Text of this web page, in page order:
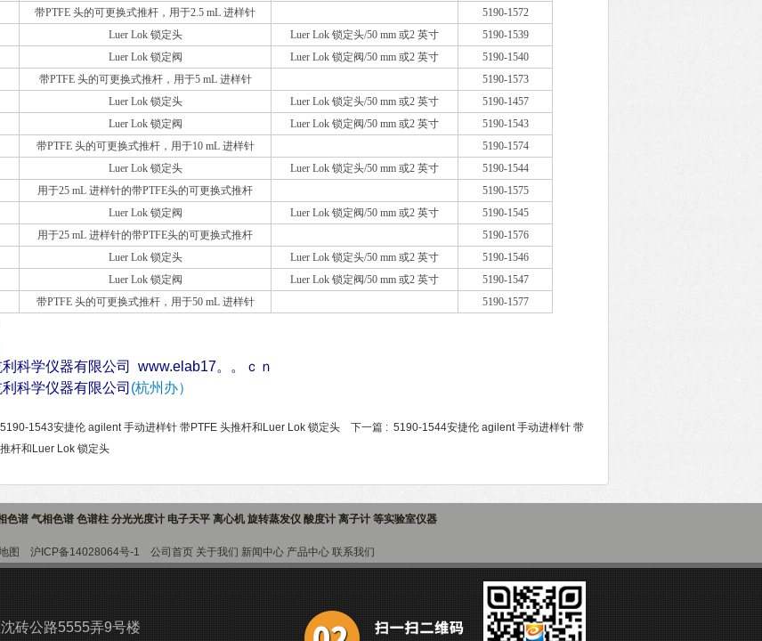
带PTFE 头的可更换式推杆，用于2.5 mL 进样针
5190-1572
Luer Lok 锁定头 Luer Lok 锁定头/50 mm 或2 英寸
5190-1539
Luer Lok 锁定阀 Luer Lok 锁定阀/50 mm 或2 英寸
5190-1540
带PTFE 头的可更换式推杆，用于5 mL 进样针
5190-1573
Luer Lok 锁定头 Luer Lok 锁定头/50 mm 或2 英寸
5190-1457
Luer Lok 锁定阀 Luer Lok 锁定阀/50 mm 或2 英寸
5190-1543
带PTFE 头的可更换式推杆，用于10 mL 进样针
5190-1574
Luer Lok 锁定头 Luer Lok 锁定头/50 mm 或2 英寸
5190-1544
用于25 mL 进样针的带PTFE头的可更换式推杆
5190-1575
Luer Lok 锁定阀 Luer Lok 锁定阀/50 mm 或2 英寸
5190-1545
用于25 mL 进样针的带PTFE头的可更换式推杆
5190-1576
Luer Lok 锁定头 Luer Lok 锁定头/50 mm 或2 英寸
5190-1546
Luer Lok 锁定阀 Luer Lok 锁定阀/50 mm 或2 英寸
5190-1547
带PTFE 头的可更换式推杆，用于50 mL 进样针
5190-1577
利科学仪器有限公司
www.elab17。。ｃｎ
利科学仪器有限公司 (杭州办）
5190-1543安捷伦 agilent 手动进样针 带PTFE 头推杆和Luer Lok 锁定头 下一篇 : 5190-1544安捷伦 agilent 手动进样针 带
杆和Luer Lok 锁定头
色谱 气相色谱 色谱柱 分光光度计 电子天平 离心机 旋转蒸发仪 酸度计 离子计 等实验室仪器
图 沪ICP备14028064号-1 公司首页 关于我们 新闻中心 产品中心 联系我们
砖公路5555弄9号楼